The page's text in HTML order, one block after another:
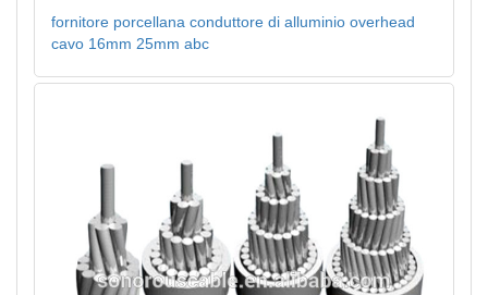
fornitore porcellana conduttore di alluminio overhead
cavo 16mm 25mm abc